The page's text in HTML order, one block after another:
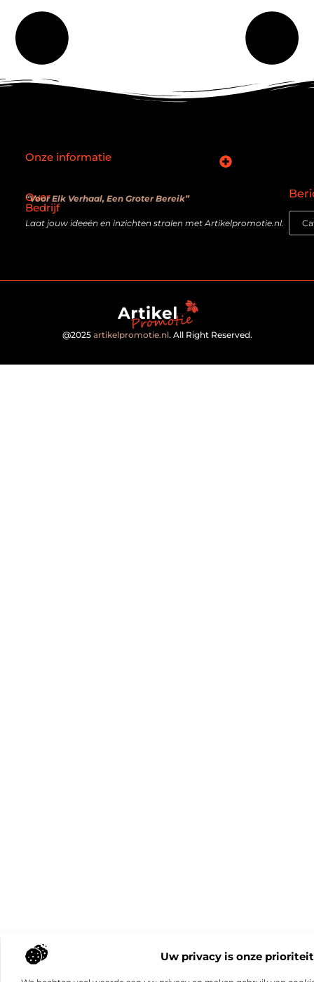
Uw privacy is onze prioriteit
Over
Bedrijf
“Voor Elk Verhaal, Een Groter Bereik”
Laat jouw ideeën en inzichten stralen met Artikelpromotie.nl.
Onze informatie
@2025 artikelpromotie.nl. All Right Reserved.